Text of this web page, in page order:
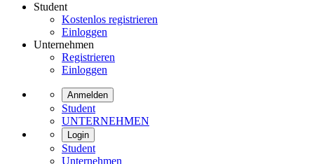
Student
Kostenlos registrieren
Einloggen
Unternehmen
Registrieren
Einloggen
Anmelden
Student
UNTERNEHMEN
Login
Student
Unternehmen